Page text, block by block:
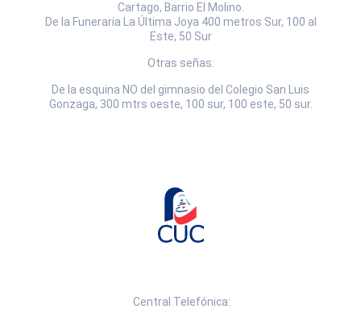
Cartago, Barrio El Molino.
De la Funeraria La Última Joya 400 metros Sur, 100 al
Este, 50 Sur
Otras señas:
De la esquina NO del gimnasio del Colegio San Luis
Gonzaga, 300 mtrs oeste, 100 sur, 100 este, 50 sur.
Central Telefónica: